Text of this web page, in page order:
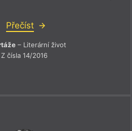
Přečíst
– Literární život
Z čísla 14/2016